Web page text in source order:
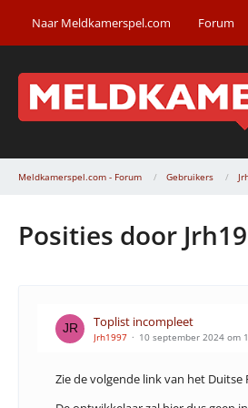
Naar Meldkamerspel.com Forum
Meldkamerspel.com - Forum Gebruikers
Posities door
Toplist incompleet
Jrh1997 10 september 2024 om
Zie de volgende link van het Duitse